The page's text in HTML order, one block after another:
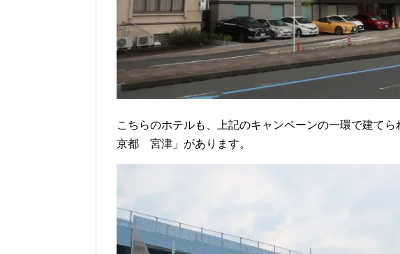
こちらのホテルも、上記のキャンペーンの一環で建て
京都 宮津」があります。